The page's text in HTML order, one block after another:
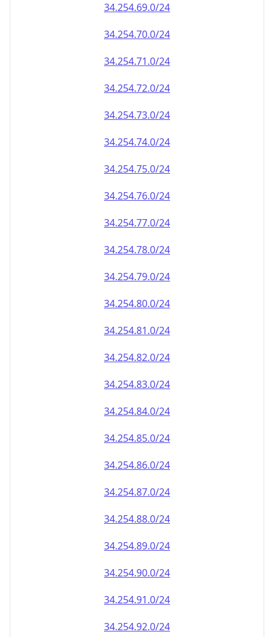
34.254.69.0/24
34.254.70.0/24
34.254.71.0/24
34.254.72.0/24
34.254.73.0/24
34.254.74.0/24
34.254.75.0/24
34.254.76.0/24
34.254.77.0/24
34.254.78.0/24
34.254.79.0/24
34.254.80.0/24
34.254.81.0/24
34.254.82.0/24
34.254.83.0/24
34.254.84.0/24
34.254.85.0/24
34.254.86.0/24
34.254.87.0/24
34.254.88.0/24
34.254.89.0/24
34.254.90.0/24
34.254.91.0/24
34.254.92.0/24